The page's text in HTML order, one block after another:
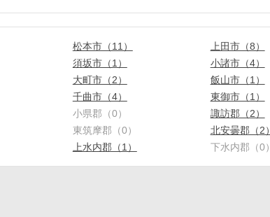
松本市（11） 上田市（8）
須坂市（1） 小諸市（4）
大町市（2） 飯山市（1）
千曲市（4） 東御市（1）
小県郡（0） 諏訪郡（2）
東筑摩郡（0） 北安曇郡（2）
上水内郡（1） 下水内郡（0）